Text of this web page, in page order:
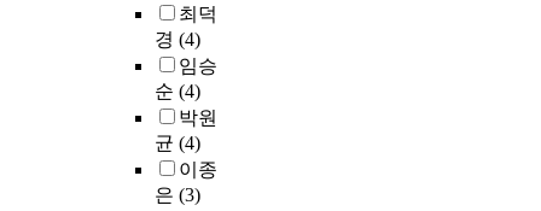
최덕
경 (4)
임승
순 (4)
박원
균 (4)
이종
은 (3)